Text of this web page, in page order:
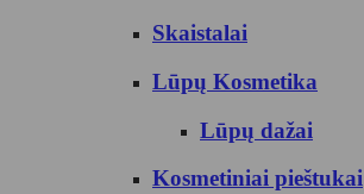
Skaistalai
Lūpų Kosmetika
Lūpų dažai
Kosmetiniai pieštukai